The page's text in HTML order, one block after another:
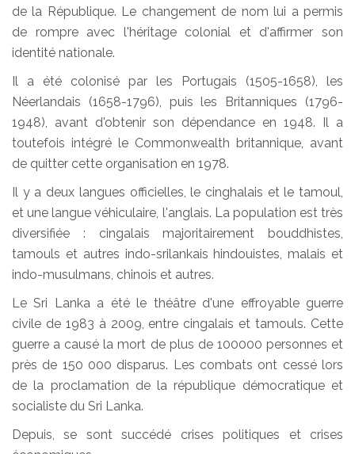
de la République. Le changement de nom lui a permis
de rompre avec l'héritage colonial et d'affirmer son
identité nationale.
Il a été colonisé par les Portugais (1505-1658), les
Néerlandais (1658-1796), puis les Britanniques (1796-
1948), avant d'obtenir son dépendance en 1948. Il a
toutefois intégré le Commonwealth britannique, avant
de quitter cette organisation en 1978.
Il y a deux langues officielles, le cinghalais et le tamoul,
et une langue véhiculaire, l'anglais. La population est très
diversifiée : cingalais majoritairement bouddhistes,
tamouls et autres indo-srilankais hindouistes, malais et
indo-musulmans, chinois et autres.
Le Sri Lanka a été le théâtre d'une effroyable guerre
civile de 1983 à 2009, entre cingalais et tamouls. Cette
guerre a causé la mort de plus de 100000 personnes et
près de 150 000 disparus. Les combats ont cessé lors
de la proclamation de la république démocratique et
socialiste du Sri Lanka.
Depuis, se sont succédé crises politiques et crises